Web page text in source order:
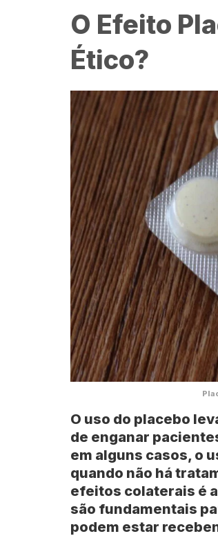
O Efeito
Ético?
O uso do placebo
de enganar
em alguns casos, o
quando não há
efeitos colaterais é
são fundamentais
podem estar